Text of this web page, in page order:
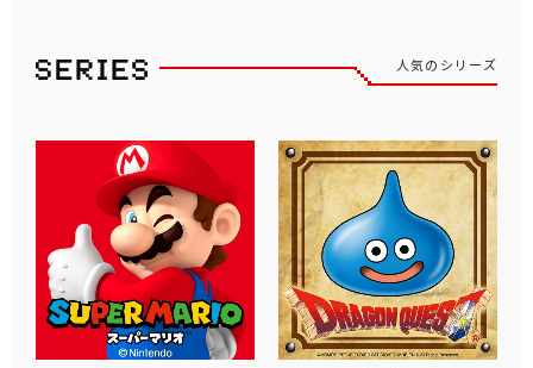
人気のシリーズ